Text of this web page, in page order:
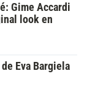
Gime Accardi
look en
Eva Bargiela